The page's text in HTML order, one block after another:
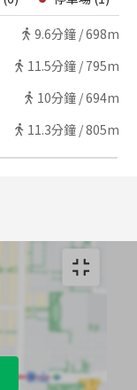
9.6分鐘 /698m
11.5分鐘 / 795m
10分鐘 /694m
11.3分鐘 /805m